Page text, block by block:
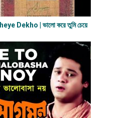
Dekho | ভালো করে তুমি চেয়ে